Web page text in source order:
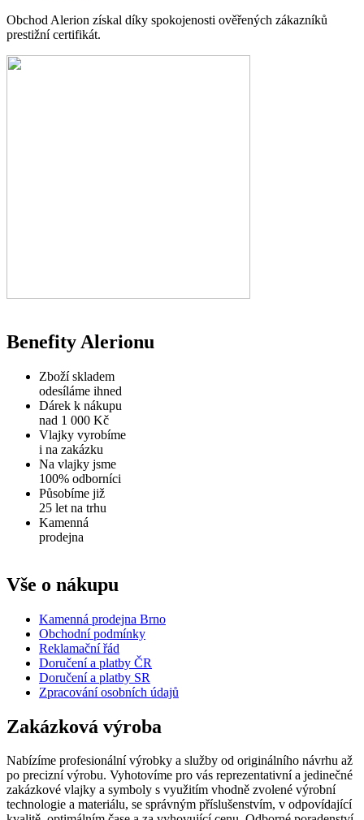
Obchod Alerion získal díky spokojenosti ověřených zákazníků
prestižní certifikát.
Benefity Alerionu
Zboží skladem
odesíláme ihned
Dárek k nákupu
nad 1 000 Kč
Vlajky vyrobíme
i na zakázku
Na vlajky jsme
100% odborníci
Působíme již
25 let na trhu
Kamenná
prodejna
Vše o nákupu
Kamenná prodejna Brno
Obchodní podmínky
Reklamační řád
Doručení a platby ČR
Doručení a platby SR
Zpracování osobních údajů
Zakázková výroba
Nabízíme profesionální výrobky a služby od originálního návrhu až
po precizní výrobu. Vyhotovíme pro vás reprezentativní a jedinečné
zakázkové vlajky a symboly s využitím vhodně zvolené výrobní
technologie a materiálu, se správným příslušenstvím, v odpovídající